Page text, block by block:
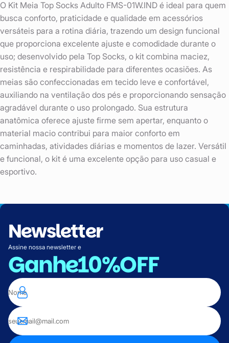
O Kit Meia Top Socks Adulto FMS-01W.IND é ideal para quem
busca conforto, praticidade e qualidade em acessórios
versáteis para a rotina diária, trazendo um design funcional
que proporciona excelente ajuste e comodidade durante o
uso; desenvolvido pela Top Socks, o kit combina maciez,
resistência e respirabilidade para diferentes ocasiões. As
meias são confeccionadas em tecido leve e confortável,
auxiliando na ventilação dos pés e proporcionando sensação
agradável durante o uso prolongado. Sua estrutura
anatômica oferece ajuste firme sem apertar, enquanto o
material macio contribui para maior conforto em
caminhadas, atividades diárias e momentos de lazer. Versátil
e funcional, o kit é uma excelente opção para uso casual e
esportivo.
Newsletter
Assine nossa newsletter e
Ganhe10%OFF